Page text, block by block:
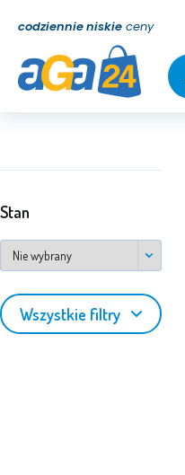
codziennie niskie ceny
Stan
Wszystkie filtry